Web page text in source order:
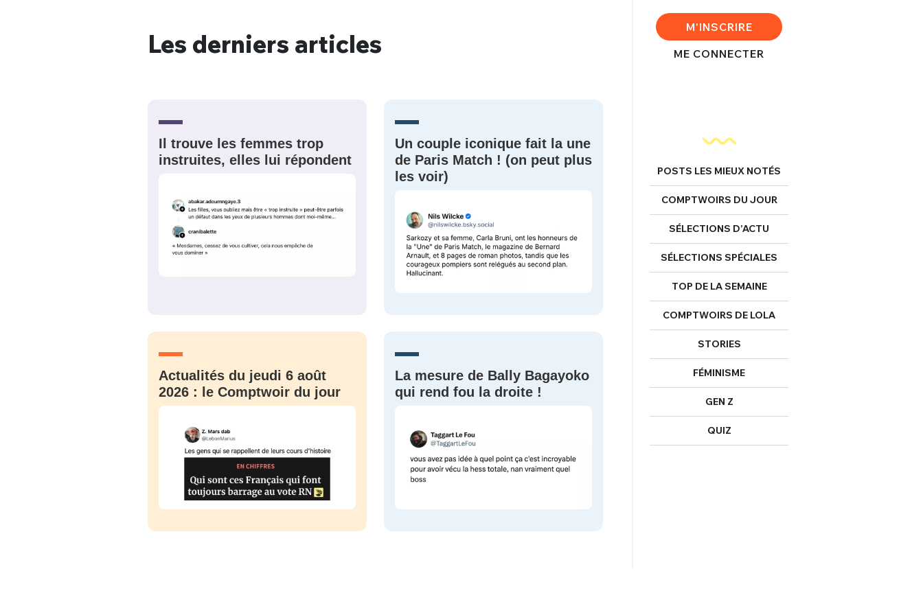
Les derniers articles
Il trouve les femmes trop
instruites, elles lui répondent
Un couple iconique fait la une
de Paris Match ! (on peut plus
les voir)
Actualités du jeudi 6 août
2026 : le Comptwoir du jour
La mesure de Bally Bagayoko
qui rend fou la droite !
M'INSCRIRE
ME CONNECTER
POSTS LES MIEUX NOTÉS
COMPTWOIRS DU JOUR
SÉLECTIONS D’ACTU
SÉLECTIONS SPÉCIALES
TOP DE LA SEMAINE
COMPTWOIRS DE LOLA
STORIES
FÉMINISME
GEN Z
QUIZ
PSEUDO*
EMAIL*
PASSWORD*
PSEUDO
Mot de passe perdu ?
CONNEXION
FERMER
VOTRE PARTICIPATION
Que souhaitez-vous proposer ?
Quelques
tweets
Ma propre
sélection
Un Thread
C'EST PARTI